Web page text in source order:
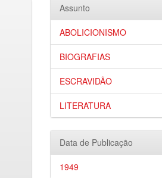
Assunto
ABOLICIONISMO
BIOGRAFIAS
ESCRAVIDÃO
LITERATURA
Data de Publicação
1949